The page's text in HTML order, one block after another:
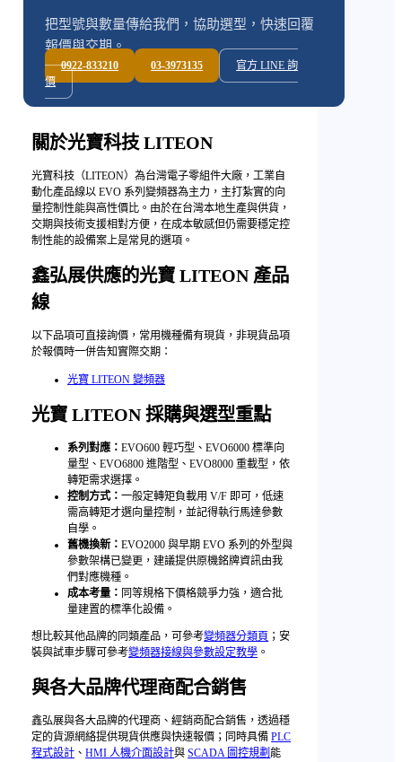
把型號與數量傳給我們，協助選型，快速回覆
報價與交期。
0922-833210 03-3973135
官方 LINE 詢
價
關於光寶科技 LITEON
光寶科技（LITEON）為台灣電子零組件大廠，工業自
動化產品線以 EVO 系列變頻器為主力，主打紮實的向
量控制性能與高性價比。由於在台灣本地生產與供貨，
交期與技術支援相對方便，在成本敏感但仍需要穩定控
制性能的設備案上是常見的選項。
鑫弘展供應的光寶 LITEON 產品
線
以下品項可直接詢價，常用機種備有現貨，非現貨品項
於報價時一併告知實際交期：
光寶 LITEON 變頻器
光寶 LITEON 採購與選型重點
系列對應：EVO600 輕巧型、EVO6000 標準向
量型、EVO6800 進階型、EVO8000 重載型，依
轉矩需求選擇。
控制方式：一般定轉矩負載用 V/F 即可，低速
需高轉矩才選向量控制，並記得執行馬達參數
自學。
舊機換新：EVO2000 與早期 EVO 系列的外型與
參數架構已變更，建議提供原機銘牌資訊由我
們對應機種。
成本考量： 同等規格下價格競爭力強，適合批
量建置的標準化設備。
想比較其他品牌的同類產品，可參考變頻器分類頁 ；安
裝與試車步驟可參考變頻器接線與參數設定教學 。
與各大品牌代理商配合銷售
鑫弘展與各大品牌的代理商、經銷商配合銷售，透過穩
定的貨源網絡提供現貨供應與快速報價；同時具備PLC
程式設計 、HMI 人機介面設計與SCADA 圖控規劃能